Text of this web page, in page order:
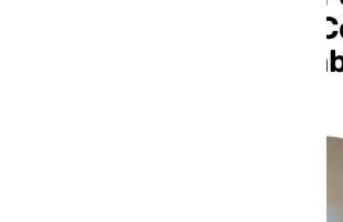
Alimentaria ‘Sabor a
del 14 al 16 de